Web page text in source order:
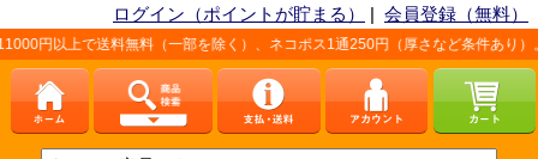
ログイン（ポイントが貯まる） | 会員登録（無料）
（一部を除く）、ネコポス1通250円（厚さなど条件あり）。詳しくは、こちら